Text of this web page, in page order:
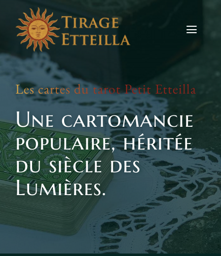
content
Toggle
Tirages
Etteilla
Signes
Actus
Contact
TIRER LES CARTES
Facebook
Les cartes du tarot Petit Etteilla
Une cartomancie
populaire, héritée
du siècle des
Lumières.